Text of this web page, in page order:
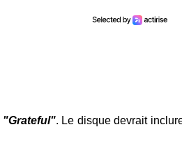
"Grateful". Le disque devrait